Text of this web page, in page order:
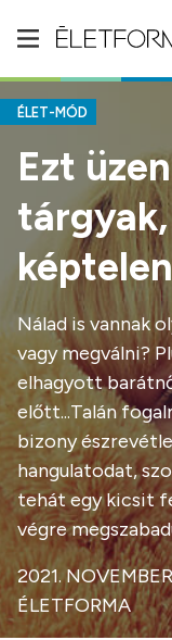
ÉLET-MÓD
Ezt
Nálad is vannak
vagy megválni?
elhagyott
előtt...Talán
bizony
hangulatodat,
tehát egy kicsit
végre
2021.
ÉLETFORMA